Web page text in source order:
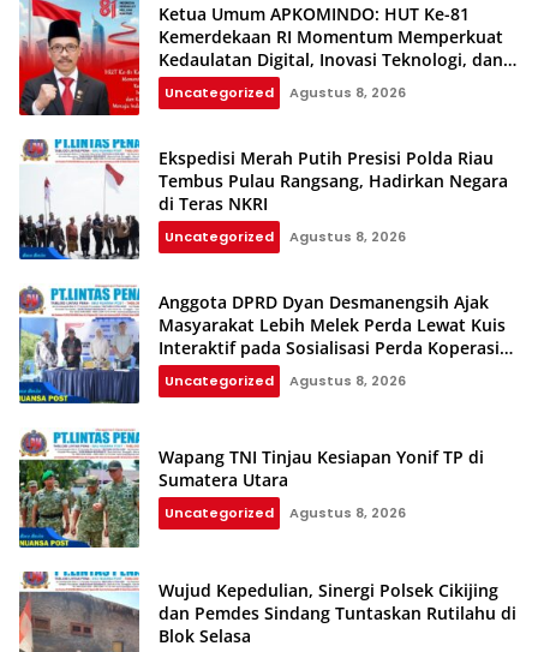
Ketua Umum APKOMINDO: HUT Ke-81
Kemerdekaan RI Momentum Memperkuat
Kedaulatan Digital, Inovasi Teknologi, dan
Kepastian Hukum Menuju Indonesia Emas
2045
Uncategorized Agustus 8, 2026
Ekspedisi Merah Putih Presisi Polda Riau
Tembus Pulau Rangsang, Hadirkan Negara
di Teras NKRI
Uncategorized Agustus 8, 2026
Anggota DPRD Dyan Desmanengsih Ajak
Masyarakat Lebih Melek Perda Lewat Kuis
Interaktif pada Sosialisasi Perda Koperasi
dan UMKM
Uncategorized Agustus 8, 2026
Wapang TNI Tinjau Kesiapan Yonif TP di
Sumatera Utara
Uncategorized Agustus 8, 2026
Wujud Kepedulian, Sinergi Polsek Cikijing
dan Pemdes Sindang Tuntaskan Rutilahu di
Blok Selasa‎‎